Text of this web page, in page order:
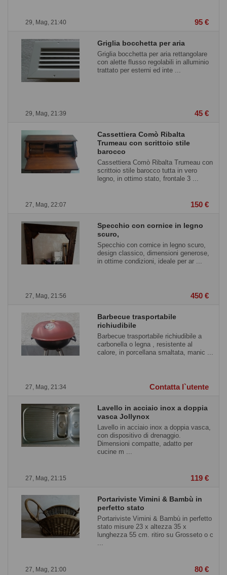
29, Mag, 21:40 95 €
29, Mag, 21:39
Griglia bocchetta per aria
Griglia bocchetta per aria rettangolare
con alette flusso regolabili in alluminio
trattato per esterni ed inte ...
45 €
27, Mag, 22:07
Cassettiera Comò Ribalta
Trumeau con scrittoio stile
barocco
Cassettiera Comò Ribalta Trumeau con
scrittoio stile barocco tutta in vero
legno, in ottimo stato, frontale 3 ...
150 €
27, Mag, 21:56
Specchio con cornice in legno
scuro,
Specchio con cornice in legno scuro,
design classico, dimensioni generose,
in ottime condizioni, ideale per ar ...
450 €
27, Mag, 21:34
Barbecue trasportabile
richiudibile
Barbecue trasportabile richiudibile a
carbonella o legna , resistente al
calore, in porcellana smaltata, manic ...
Contatta l`utente
27, Mag, 21:15
Lavello in acciaio inox a doppia
vasca Jollynox
Lavello in acciaio inox a doppia vasca,
con dispositivo di drenaggio.
Dimensioni compatte, adatto per
cucine m ...
119 €
27, Mag, 21:00
Portariviste Vimini & Bambù in
perfetto stato
Portariviste Vimini & Bambù in perfetto
stato misure 23 x altezza 35 x
lunghezza 55 cm. ritiro su Grosseto o c
...
80 €